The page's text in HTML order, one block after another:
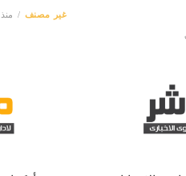
غير مصنف منذ 14